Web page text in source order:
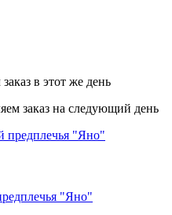
в этот же день
заказ на следующий день
"Яно"